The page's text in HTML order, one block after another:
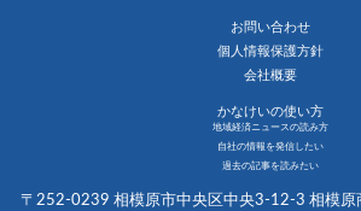
お問い合わせ
個人情報保護方針
会社概要
かなけいの使い方
地域経済ニュースの読み方
自社の情報を発信したい
過去の記事を読みたい
〒252-0239 相模原市中央区中央3-12-3 相模原